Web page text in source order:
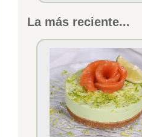
La más reciente...